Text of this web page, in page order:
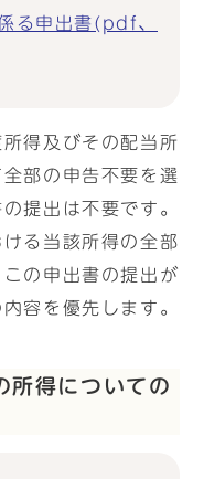
る申出書(pdf、
得及びその配当所
部の申告不要を選
提出は不要です。
る当該所得の全部
の申出書の提出が
容を優先します。
所得についての